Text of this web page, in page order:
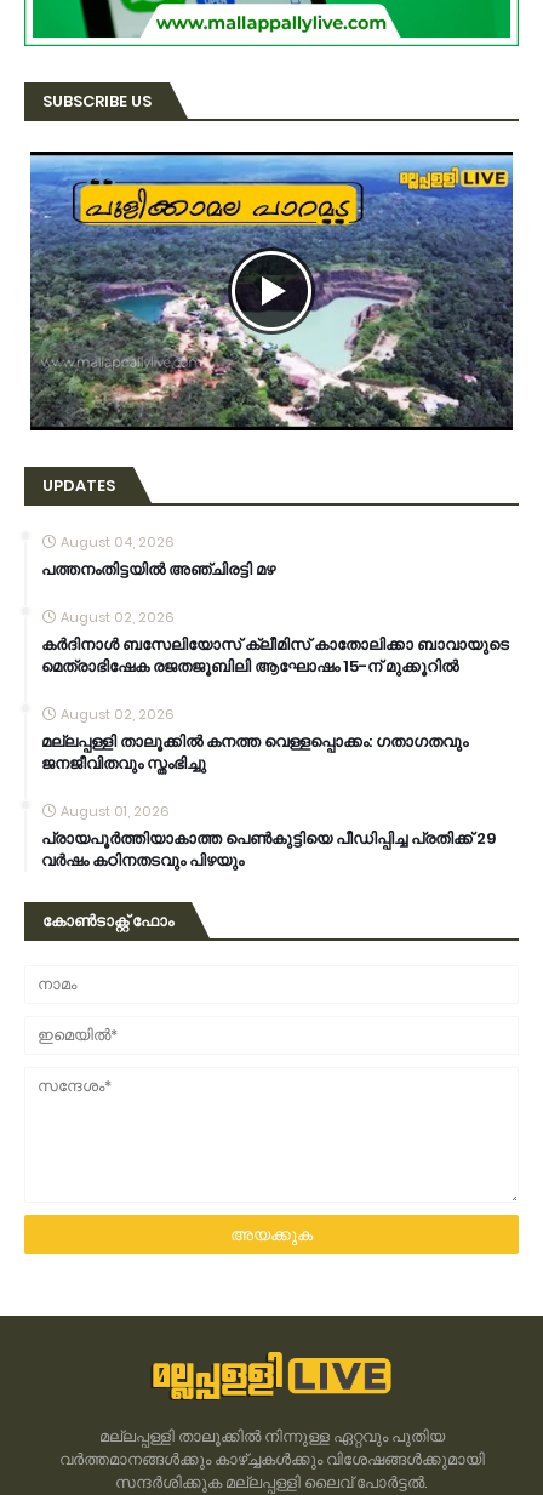
SUBSCRIBE US
UPDATES
August 04, 2026
പത്തനംതിട്ടയിൽ അഞ്ചിരട്ടി മഴ
August 02, 2026
കര്‍ദിനാള്‍ ബസേലിയോസ് ക്ലീമിസ് കാതോലിക്കാ ബാവായുടെ
മെത്രാഭിഷേക രജതജൂബിലി ആഘോഷം 15-ന് മുക്കൂറില്‍
August 02, 2026
മല്ലപ്പള്ളി താലൂക്കിൽ കനത്ത വെള്ളപ്പൊക്കം: ഗതാഗതവും
ജനജീവിതവും സ്തംഭിച്ചു
August 01, 2026
പ്രായപൂർത്തിയാകാത്ത പെൺകുട്ടിയെ പീഡിപ്പിച്ച പ്രതിക്ക് 29
വർഷം കഠിനതടവും പിഴയും
കോൺടാക്റ്റ് ഫോം
മല്ലപ്പള്ളി താലൂക്കിൽ നിന്നുള്ള ഏറ്റവും പുതിയ
വർത്തമാനങ്ങൾക്കും കാഴ്ച്ചകൾക്കും വിശേഷങ്ങൾക്കുമായി
സന്ദർശിക്കുക മല്ലപ്പള്ളി ലൈവ് പോർട്ടൽ.